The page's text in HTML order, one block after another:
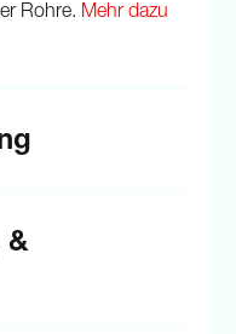
Rohre. Mehr dazu
&